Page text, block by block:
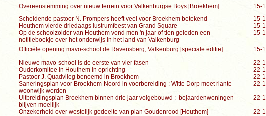
Overeenstemming over nieuw terrein voor Valkenburgse Boys [Broekhem]
15-
Scheidende pastoor N. Prompers heeft veel voor Broekhem betekend
15-
Houthem vierde driedaags lustrumfeest van Grand Square
15-
Op de schoolzolder van Houthem vond men 'n jaar of tien geleden een
notitieboekje over het onderwijs in het land van Valkenburg
15-
Officiële opening mavo-school de Ravensberg, Valkenburg [speciale editie]
15-
Nieuwe mavo-school is de eerste van vier fasen
22-
Ouderkomitee in Houthem in oprichting
22-
Pastoor J. Quadvlieg benoemd in Broekhem
22-
Saneringsplan voor Broekhem-Noord in voorbereiding : Witte Dorp moet riante
woonwijk worden
22-
Uitbreidingsplan Broekhem binnen drie jaar volgebouwd : bejaardenwoningen
blijven moeilijk
22-
Onzekerheid over westelijk gedeelte van plan Goudenrood [Houthem]
22-